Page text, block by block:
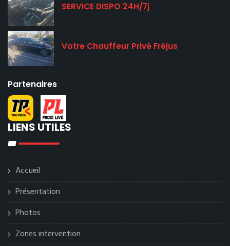
SERVICE DISPO 24H/7j
Votre Chauffeur Privé Fréjus
Partenaires
LIENS UTILES
Accueil
Présentation
Photos
Zones intervention